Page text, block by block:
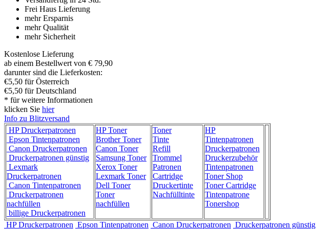
Frei Haus Lieferung
mehr Ersparnis
mehr Qualität
mehr Sicherheit
Kostenlose Lieferung
ab einem Bestellwert von € 79,90
darunter sind die Lieferkosten:
€5,50 für Österreich
€5,50 für Deutschland
* für weitere Informationen
klicken Sie hier
Info zu Blitzversand
HP Druckerpatronen
Epson Tintenpatronen
Canon Druckerpatronen
Druckerpatronen günstig
Lexmark
Druckerpatronen
Canon Tintenpatronen
Druckerpatronen
nachfüllen
billige Druckerpatronen
HP Toner
Brother Toner
Canon Toner
Samsung Toner
Xerox Toner
Lexmark Toner
Dell Toner
Toner
nachfüllen
Toner
Tinte
Refill
Trommel
Patronen
Cartridge
Druckertinte
Nachfülltinte
HP
Tintenpatronen
Druckerpatronen
Druckerzubehör
Tintenpatronen
Toner Shop
Toner Cartridge
Tintenpatrone
Tonershop
HP Druckerpatronen Epson Tintenpatronen Canon Druckerpatronen Druckerpatronen günstig